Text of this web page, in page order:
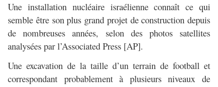
Une installation nucléaire israélienne connaît ce qui
semble être son plus grand projet de construction depuis
de nombreuses années, selon des photos satellites
analysées par l’Associated Press [AP].
Une excavation de la taille d’un terrain de football et
correspondant probablement à plusieurs niveaux de